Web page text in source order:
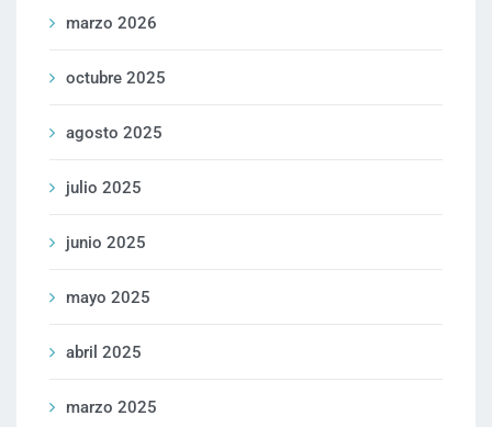
marzo 2026
octubre 2025
agosto 2025
julio 2025
junio 2025
mayo 2025
abril 2025
marzo 2025